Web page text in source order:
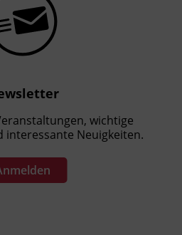
wichtige
Neuigkeiten.